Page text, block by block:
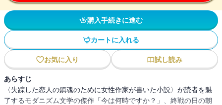
購入手続きに進む
カートに入れる
お気に入り 試し読み
あらすじ
〈失踪した恋人の鎮魂のために女性作家が書いた小説〉が読者を魅
了するモダニズム文学の傑作「今は何時ですか？」、終戦の日の朝